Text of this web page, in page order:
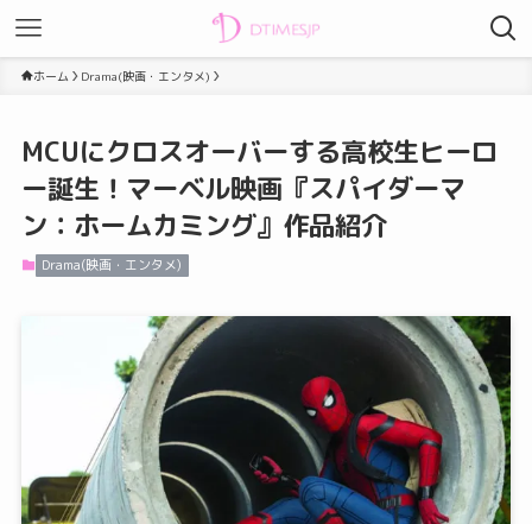
ホーム Drama(映画・エンタメ)
MCUにクロスオーバーする高校生ヒーロ
ー誕生！マーベル映画『スパイダーマ
ン：ホームカミング』作品紹介
Drama(映画・エンタメ)